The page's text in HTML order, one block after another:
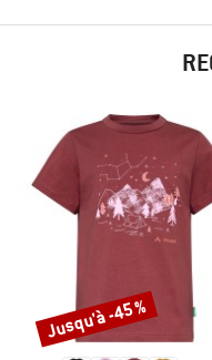
Remise
Jusqu'à -45 %